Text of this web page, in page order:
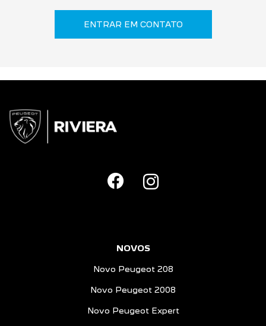
ENTRAR EM CONTATO
NOVOS
Novo Peugeot 208
Novo Peugeot 2008
Novo Peugeot Expert